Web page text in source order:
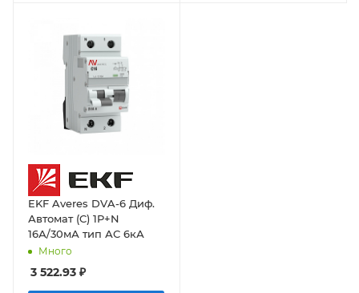
EKF Averes DVA-6 Диф.
Автомат (C) 1P+N
16А/30мА тип АС 6кА
Много
3 522.93 ₽